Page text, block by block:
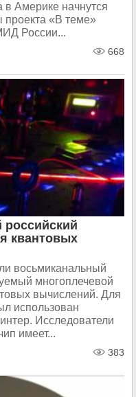
в Америке начнутся
«В теме»
России...
668
квантовых
восьмиканальный
многоплечевой
вычислений. Для
использован
Исследователи
имеет...
383